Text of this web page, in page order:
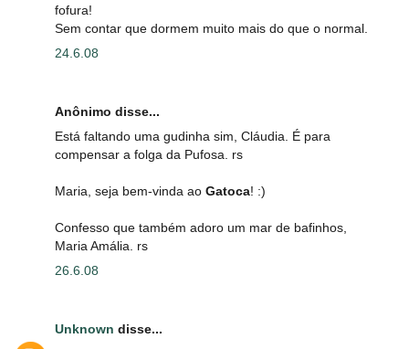
fofura!
Sem contar que dormem muito mais do que o normal.
24.6.08
Anônimo disse...
Está faltando uma gudinha sim, Cláudia. É para
compensar a folga da Pufosa. rs
Maria, seja bem-vinda ao Gatoca! :)
Confesso que também adoro um mar de bafinhos,
Maria Amália. rs
26.6.08
Unknown disse...